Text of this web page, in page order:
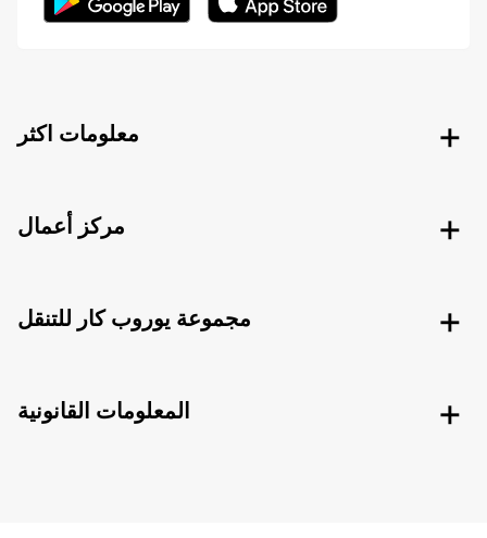
معلومات اكثر
مركز أعمال
مجموعة يوروب كار للتنقل
المعلومات القانونية